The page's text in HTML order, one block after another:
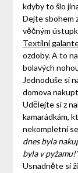
kdyby to šlo
Dejte sbohem
věčným
Textilní
ozdoby. A to
bolavých
Jednoduše si
domova
Udělejte si z
kamarádkám,
nekompletní
dnes byla
byla v pyžamu!“
Usnadněte si